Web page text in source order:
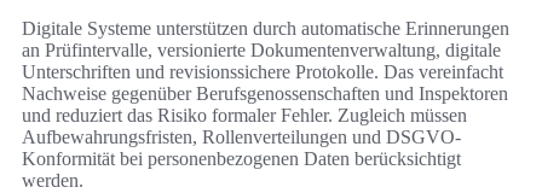
Digitale Systeme unterstützen durch automatische Erinnerungen
an Prüfintervalle, versionierte Dokumentenverwaltung, digitale
Unterschriften und revisionssichere Protokolle. Das vereinfacht
Nachweise gegenüber Berufsgenossenschaften und Inspektoren
und reduziert das Risiko formaler Fehler. Zugleich müssen
Aufbewahrungsfristen, Rollenverteilungen und DSGVO-
Konformität bei personenbezogenen Daten berücksichtigt
werden.